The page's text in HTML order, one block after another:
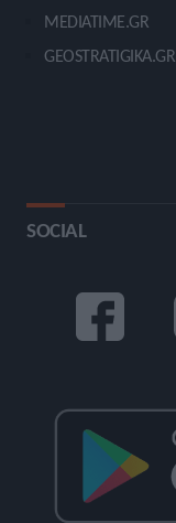
MEDIATIME.GR
GEOSTRATIGIKA.GR
SOCIAL